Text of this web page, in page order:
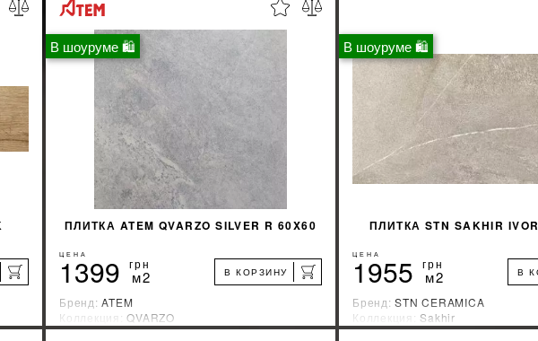
В шоуруме 🛍
ПЛИТКА ATEM QVARZO SILVER R 60X60
ЦЕНА
1399 грн
м2 В КОРЗИНУ
Бренд:ATEM
Коллекция:QVARZO
Страна-производитель:Украина
В шоуруме 🛍
ПЛИТКА STN SAKHIR
ЦЕНА
1955 грн
м2 В
Бренд:STN CERAMICA
Коллекция: Sakhir
Страна-производитель: